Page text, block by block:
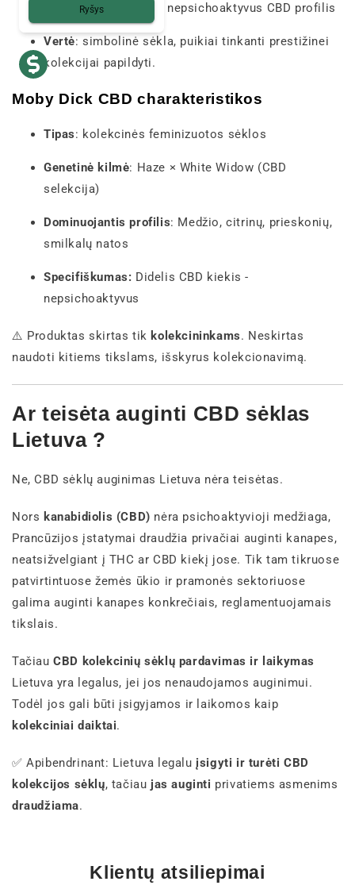
Balansas: modernus, nepsichoaktyvus CBD profilis
Vertė: simbolinė sėkla, puikiai tinkanti prestižinei
kolekcijai papildyti.
Moby Dick CBD charakteristikos
Tipas: kolekcinės feminizuotos sėklos
Genetinė kilmė: Haze × White Widow (CBD
selekcija)
Dominuojantis profilis: Medžio, citrinų, prieskonių,
smilkalų natos
Specifiškumas: Didelis CBD kiekis -
nepsichoaktyvus
⚠️ Produktas skirtas tik kolekcininkams. Neskirtas
naudoti kitiems tikslams, išskyrus kolekcionavimą.
Ar teisėta auginti CBD sėklas
Lietuva ?
Ne, CBD sėklų auginimas Lietuva nėra teisėtas.
Nors kanabidiolis (CBD) nėra psichoaktyvioji medžiaga,
Prancūzijos įstatymai draudžia privačiai auginti kanapes,
neatsižvelgiant į THC ar CBD kiekį jose. Tik tam tikruose
patvirtintuose žemės ūkio ir pramonės sektoriuose
galima auginti kanapes konkrečiais, reglamentuojamais
tikslais.
TačiauCBD kolekcinių sėklų pardavimas ir laikymas
Lietuva yra legalus, jei jos nenaudojamos auginimui.
Todėl jos gali būti įsigyjamos ir laikomos kaip
kolekciniai daiktai.
✅ Apibendrinant: Lietuva legalu įsigyti ir turėti CBD
kolekcijos sėklų, tačiau jas auginti privatiems asmenims
draudžiama.
Klientų atsiliepimai
Ryšys